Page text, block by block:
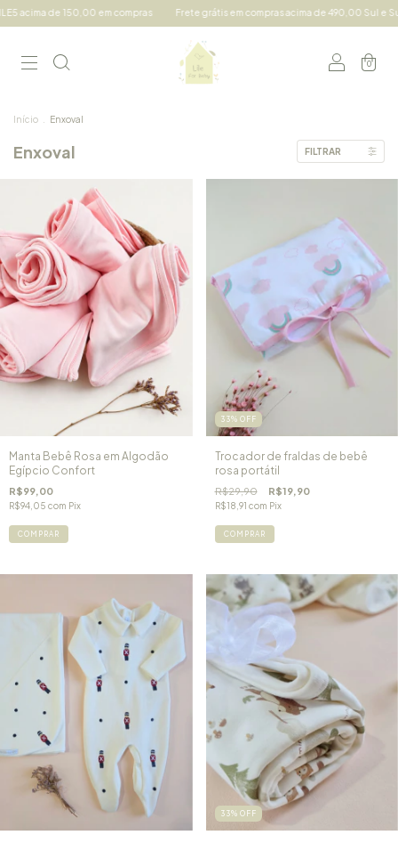
Frete grátis em compras acima de 490,00 Sul e Sudeste e acima de 690,00
0
Início Enxoval
Enxoval FILTRAR
Manta Bebê Rosa em Algodão
Egípcio Confort
R$99,00
R$94,05 com Pix
COMPRAR
33% OFF
Trocador de fraldas de bebê
rosa portátil
R$29,90 R$19,90
R$18,91 com Pix
COMPRAR
33% OFF